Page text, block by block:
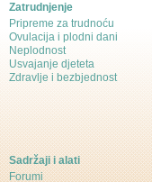
Zatrudnjenje
Pripreme za trudnoću
Ovulacija i plodni dani
Neplodnost
Usvajanje djeteta
Zdravlje i bezbjednost
Sadržaji i alati
Forumi